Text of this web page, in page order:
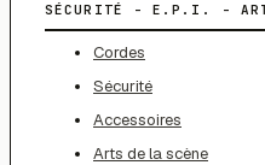
SÉCURITÉ - E.P.I. -
Cordes
Sécurité
Accessoires
Arts de la scène